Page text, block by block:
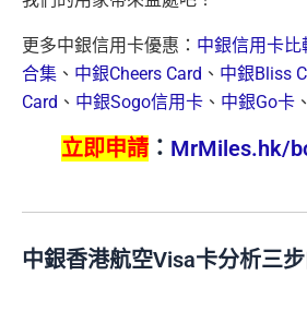
更多中銀信用卡優惠： 中銀信用卡比
合集 、 中銀Cheers Card 、 中銀Bliss
Card 、 中銀Sogo信用卡 、 中銀Go卡 、
立即申請： MrMiles.hk/
中銀香港航空Visa卡分析三